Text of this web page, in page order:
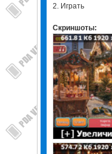
2. Играть
Скриншоты: